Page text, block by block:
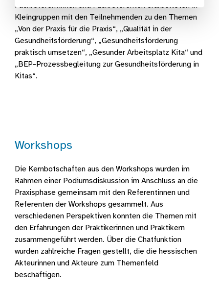
Fachreferentinnen und Fachreferenten erarbeiteten in
Kleingruppen mit den Teilnehmenden zu den Themen
„Von der Praxis für die Praxis“, „Qualität in der
Gesundheitsförderung“, „Gesundheitsförderung
praktisch umsetzen“, „Gesunder Arbeitsplatz Kita“ und
„BEP-Prozessbegleitung zur Gesundheitsförderung in
Kitas“.
Workshops
Die Kernbotschaften aus den Workshops wurden im
Rahmen einer Podiumsdiskussion im Anschluss an die
Praxisphase gemeinsam mit den Referentinnen und
Referenten der Workshops gesammelt. Aus
verschiedenen Perspektiven konnten die Themen mit
den Erfahrungen der Praktikerinnen und Praktikern
zusammengeführt werden. Über die Chatfunktion
wurden zahlreiche Fragen gestellt, die die hessischen
Akteurinnen und Akteure zum Themenfeld
beschäftigen.